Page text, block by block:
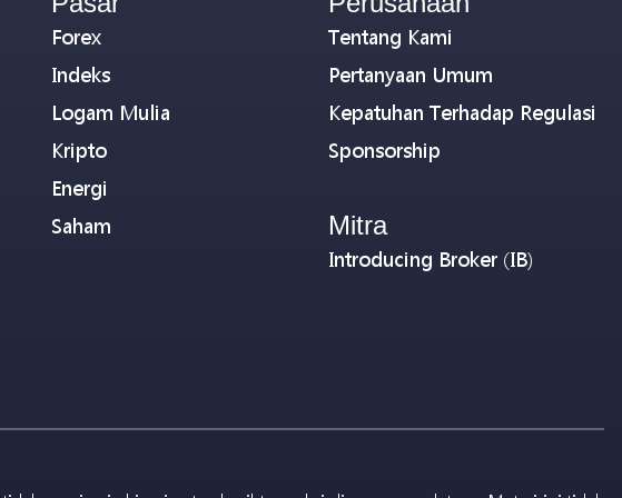
Forex
Indeks
Logam Mulia
Kripto
Energi
Saham
Tentang Kami
Pertanyaan Umum
Kepatuhan Terhadap Regulasi
Sponsorship
Mitra
Introducing Broker (IB)